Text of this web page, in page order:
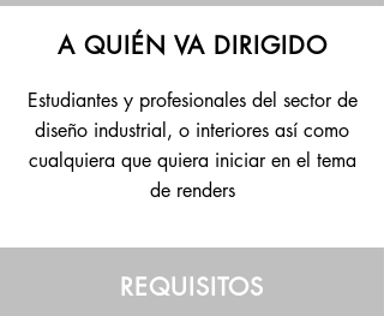
A QUIÉN VA DIRIGIDO
Estudiantes y profesionales del sector de
diseño industrial, o interiores así como
cualquiera que quiera iniciar en el tema
de renders
REQUISITOS